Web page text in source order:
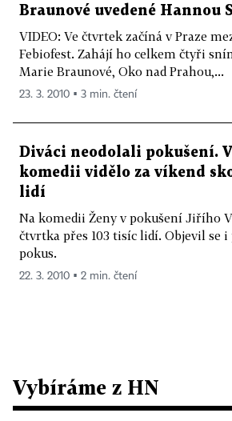
Braunové uvedené Hannou
VIDEO: Ve čtvrtek začíná v Praze
Febiofest. Zahájí ho celkem čtyři
Marie Braunové, Oko nad Prahou,...
23. 3. 2010 ▪ 3 min. čtení
Diváci neodolali pokušení.
komedii vidělo za víkend
lidí
Na komedii Ženy v pokušení Jiřího
čtvrtka přes 103 tisíc lidí. Objevil se
pokus.
22. 3. 2010 ▪ 2 min. čtení
Vybíráme z HN